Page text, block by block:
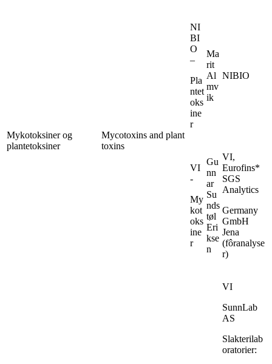
Mykotoksiner og
plantetoksiner
Mycotoxins and plant
toxins
NI
BI
O
–
Pla
ntet
oks
ine
r
Ma
rit
Al
mv
ik
NIBIO
VI
-
My
kot
oks
ine
r
Gu
nn
ar
Su
nds
tøl
Eri
kse
n
VI,
Eurofins*
SGS
Analytics
Germany
GmbH
Jena
(fôranalyse
r)
VI
SunnLab
AS
Slakterilab
oratorier: